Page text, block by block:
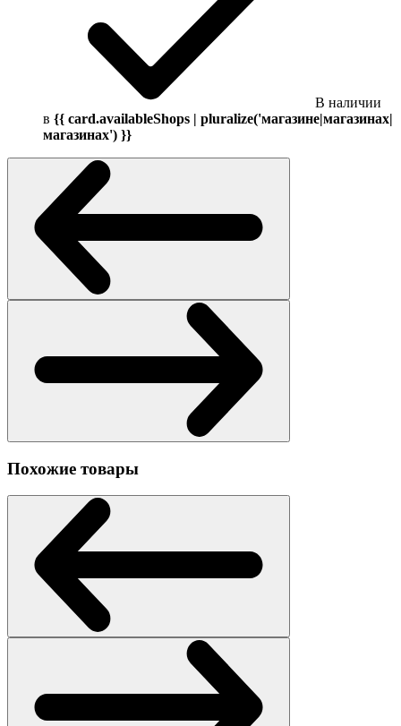
В наличии
в {{ card.availableShops | pluralize('магазине|магазинах|
магазинах') }}
Похожие товары